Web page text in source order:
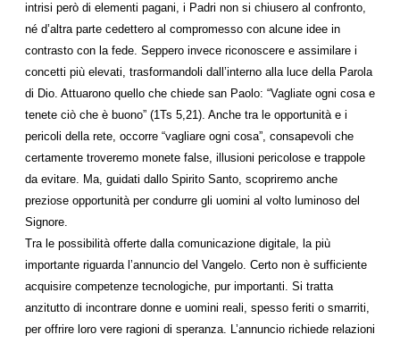
intrisi però di elementi pagani, i Padri non si chiusero al confronto,
né d’altra parte cedettero al compromesso con alcune idee in
contrasto con la fede. Seppero invece riconoscere e assimilare i
concetti più elevati, trasformandoli dall’interno alla luce della Parola
di Dio. Attuarono quello che chiede san Paolo: “Vagliate ogni cosa e
tenete ciò che è buono” (1Ts 5,21). Anche tra le opportunità e i
pericoli della rete, occorre “vagliare ogni cosa”, consapevoli che
certamente troveremo monete false, illusioni pericolose e trappole
da evitare. Ma, guidati dallo Spirito Santo, scopriremo anche
preziose opportunità per condurre gli uomini al volto luminoso del
Signore.
Tra le possibilità offerte dalla comunicazione digitale, la più
importante riguarda l’annuncio del Vangelo. Certo non è sufficiente
acquisire competenze tecnologiche, pur importanti. Si tratta
anzitutto di incontrare donne e uomini reali, spesso feriti o smarriti,
per offrire loro vere ragioni di speranza. L’annuncio richiede relazioni